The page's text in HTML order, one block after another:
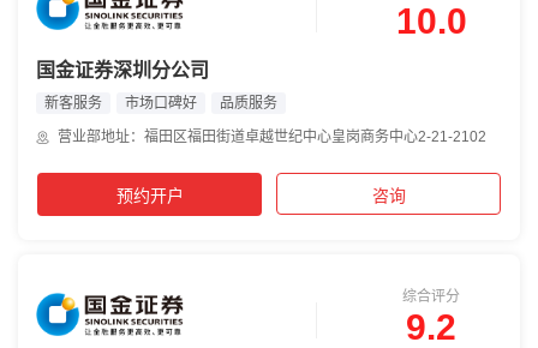
10.0
国金证券深圳分公司
新客服务 市场口碑好
品质服务
营业部地址：福田区福田街道卓越世纪中心皇岗商务中心2-21-2102
预约开户 咨询
综合评分
9.2